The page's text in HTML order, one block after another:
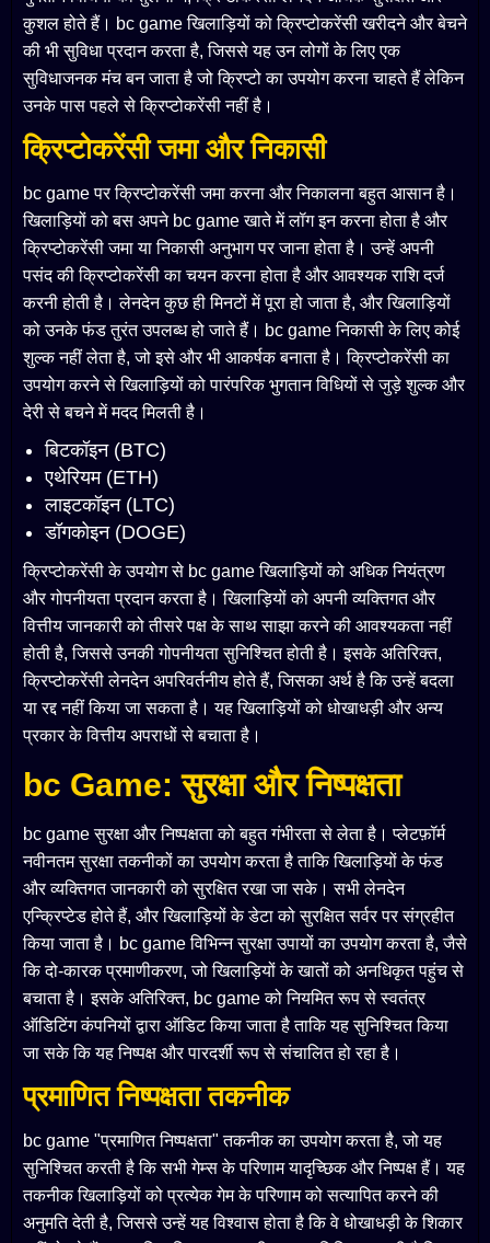
कुशल होते हैं। bc game खिलाड़ियों को क्रिप्टोकरेंसी खरीदने और बेचने
की भी सुविधा प्रदान करता है, जिससे यह उन लोगों के लिए एक
सुविधाजनक मंच बन जाता है जो क्रिप्टो का उपयोग करना चाहते हैं लेकिन
उनके पास पहले से क्रिप्टोकरेंसी नहीं है।
क्रिप्टोकरेंसी जमा और निकासी
bc game पर क्रिप्टोकरेंसी जमा करना और निकालना बहुत आसान है।
खिलाड़ियों को बस अपने bc game खाते में लॉग इन करना होता है और
क्रिप्टोकरेंसी जमा या निकासी अनुभाग पर जाना होता है। उन्हें अपनी
पसंद की क्रिप्टोकरेंसी का चयन करना होता है और आवश्यक राशि दर्ज
करनी होती है। लेनदेन कुछ ही मिनटों में पूरा हो जाता है, और खिलाड़ियों
को उनके फंड तुरंत उपलब्ध हो जाते हैं। bc game निकासी के लिए कोई
शुल्क नहीं लेता है, जो इसे और भी आकर्षक बनाता है। क्रिप्टोकरेंसी का
उपयोग करने से खिलाड़ियों को पारंपरिक भुगतान विधियों से जुड़े शुल्क और
देरी से बचने में मदद मिलती है।
बिटकॉइन (BTC)
एथेरियम (ETH)
लाइटकॉइन (LTC)
डॉगकोइन (DOGE)
क्रिप्टोकरेंसी के उपयोग से bc game खिलाड़ियों को अधिक नियंत्रण
और गोपनीयता प्रदान करता है। खिलाड़ियों को अपनी व्यक्तिगत और
वित्तीय जानकारी को तीसरे पक्ष के साथ साझा करने की आवश्यकता नहीं
होती है, जिससे उनकी गोपनीयता सुनिश्चित होती है। इसके अतिरिक्त,
क्रिप्टोकरेंसी लेनदेन अपरिवर्तनीय होते हैं, जिसका अर्थ है कि उन्हें बदला
या रद्द नहीं किया जा सकता है। यह खिलाड़ियों को धोखाधड़ी और अन्य
प्रकार के वित्तीय अपराधों से बचाता है।
bc Game: सुरक्षा और निष्पक्षता
bc game सुरक्षा और निष्पक्षता को बहुत गंभीरता से लेता है। प्लेटफ़ॉर्म
नवीनतम सुरक्षा तकनीकों का उपयोग करता है ताकि खिलाड़ियों के फंड
और व्यक्तिगत जानकारी को सुरक्षित रखा जा सके। सभी लेनदेन
एन्क्रिप्टेड होते हैं, और खिलाड़ियों के डेटा को सुरक्षित सर्वर पर संग्रहीत
किया जाता है। bc game विभिन्न सुरक्षा उपायों का उपयोग करता है, जैसे
कि दो-कारक प्रमाणीकरण, जो खिलाड़ियों के खातों को अनधिकृत पहुंच से
बचाता है। इसके अतिरिक्त, bc game को नियमित रूप से स्वतंत्र
ऑडिटिंग कंपनियों द्वारा ऑडिट किया जाता है ताकि यह सुनिश्चित किया
जा सके कि यह निष्पक्ष और पारदर्शी रूप से संचालित हो रहा है।
प्रमाणित निष्पक्षता तकनीक
bc game "प्रमाणित निष्पक्षता" तकनीक का उपयोग करता है, जो यह
सुनिश्चित करती है कि सभी गेम्स के परिणाम यादृच्छिक और निष्पक्ष हैं। यह
तकनीक खिलाड़ियों को प्रत्येक गेम के परिणाम को सत्यापित करने की
अनुमति देती है, जिससे उन्हें यह विश्वास होता है कि वे धोखाधड़ी के शिकार